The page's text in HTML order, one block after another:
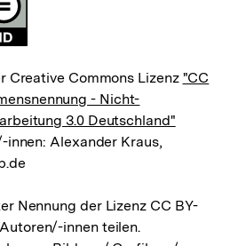
Creative Commons Lizenz "CC
- Nicht-
3.0 Deutschland"
Alexander Kraus,
Nennung der Lizenz CC BY-
innen teilen.